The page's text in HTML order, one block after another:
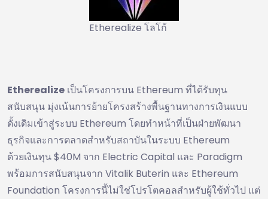
Etherealize โลโก้
Etherealize เป็นโครงการบน Ethereum ที่ได้รับทุน
สนับสนุน มุ่งเน้นการย้ายโครงสร้างพื้นฐานทางการเงินแบบ
ดั้งเดิมเข้าสู่ระบบ Ethereum โดยทำหน้าที่เป็นฝ่ายพัฒนา
ธุรกิจและการตลาดสำหรับสถาบันในระบบ Ethereum
ด้วยเงินทุน $40M จาก Electric Capital และ Paradigm
พร้อมการสนับสนุนจาก Vitalik Buterin และ Ethereum
Foundation โครงการนี้ไม่ใช่โปรโตคอลสำหรับผู้ใช้ทั่วไป แต่